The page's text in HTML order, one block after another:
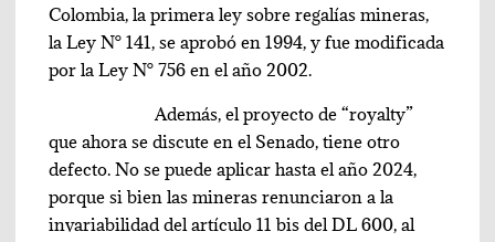
Colombia, la primera ley sobre regalías mineras,
la Ley N° 141, se aprobó en 1994, y fue modificada
por la Ley N° 756 en el año 2002.
Además, el proyecto de “royalty”
que ahora se discute en el Senado, tiene otro
defecto. No se puede aplicar hasta el año 2024,
porque si bien las mineras renunciaron a la
invariabilidad del artículo 11 bis del DL 600, al